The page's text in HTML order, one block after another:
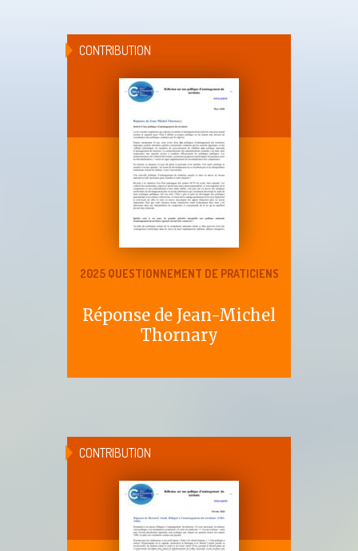
CONTRIBUTION
2025 QUESTIONNEMENT DE PRATICIENS
Réponse de Jean-Michel
Thornary
CONTRIBUTION